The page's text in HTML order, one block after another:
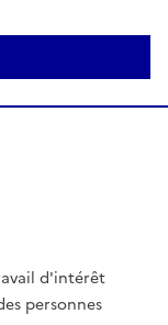
d'intérêt
personnes